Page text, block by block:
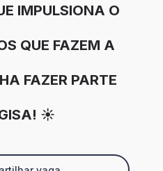
IMPULSIONA O
QUE FAZEM A
FAZER PARTE
☀️